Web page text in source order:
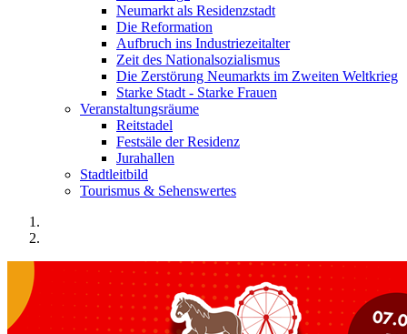
Neumarkt als Residenzstadt
Die Reformation
Aufbruch ins Industriezeitalter
Zeit des Nationalsozialismus
Die Zerstörung Neumarkts im Zweiten Weltkrieg
Starke Stadt - Starke Frauen
Veranstaltungsräume
Reitstadel
Festsäle der Residenz
Jurahallen
Stadtleitbild
Tourismus & Sehenswertes